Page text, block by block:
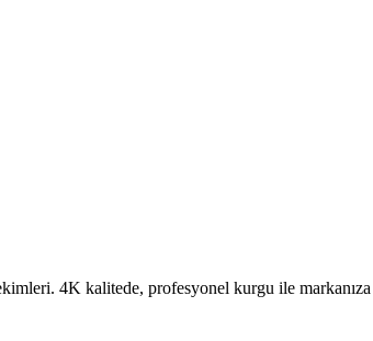
4K kalitede, profesyonel kurgu ile markanıza